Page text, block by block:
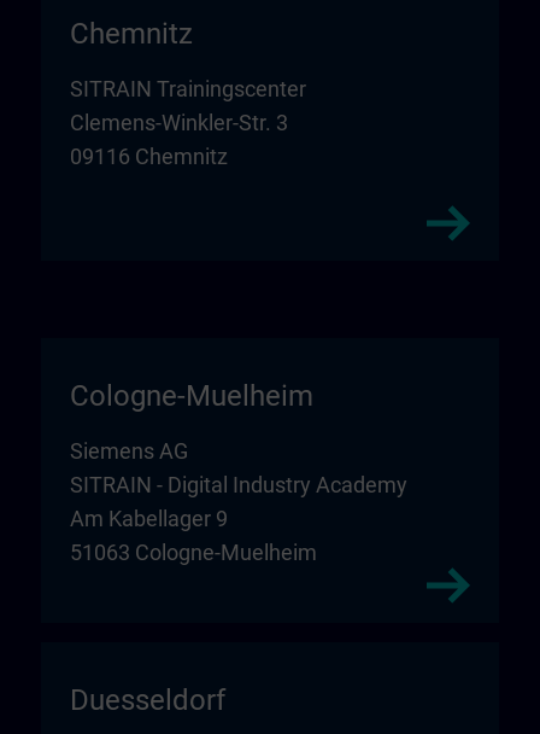
Chemnitz
SITRAIN Trainingscenter
Clemens-Winkler-Str. 3
09116 Chemnitz
Cologne-Muelheim
Siemens AG
SITRAIN - Digital Industry Academy
Am Kabellager 9
51063 Cologne-Muelheim
Duesseldorf